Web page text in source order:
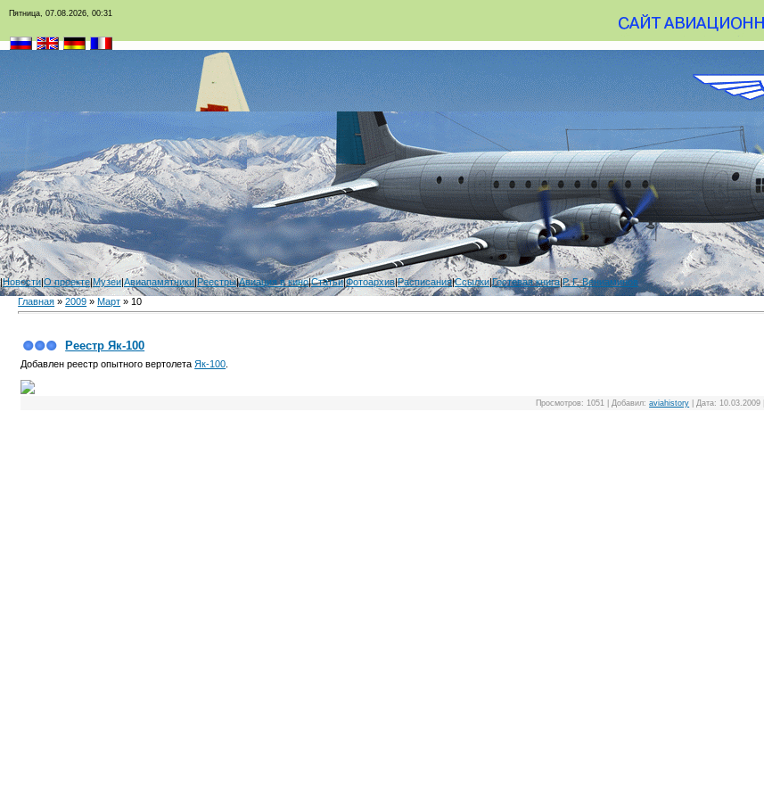
Пятница, 07.08.2026, 00:31
|Новости|О проекте|Музеи|Авиапамятники|Реестры|Авиация в кино|Статьи|Фотоархив|Расписания|Ссылки|Гостевая книга|Р. Г. Вениаминов
Главная »2009 » Март » 10
Реестр Як-100
Добавлен реестр опытного вертолетаЯк-100
Просмотров: 1051 |Добавил: aviahistory |Дата: 10.03.2009